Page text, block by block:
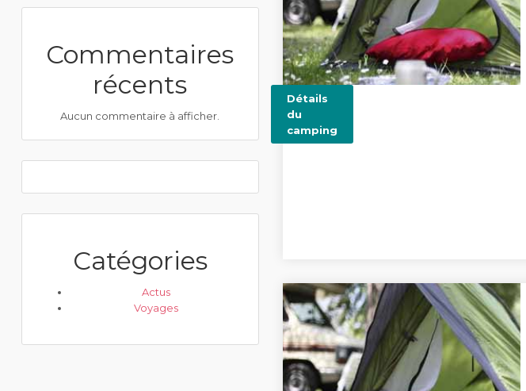
Commentaires
récents
Aucun commentaire à afficher.
Catégories
Actus
Voyages
Détails
du
camping